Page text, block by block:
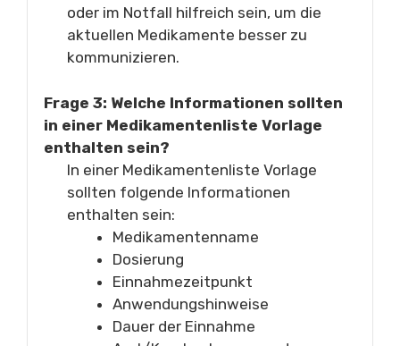
oder im Notfall hilfreich sein, um die
aktuellen Medikamente besser zu
kommunizieren.
Frage 3: Welche Informationen sollten
in einer Medikamentenliste Vorlage
enthalten sein?
In einer Medikamentenliste Vorlage
sollten folgende Informationen
enthalten sein:
Medikamentenname
Dosierung
Einnahmezeitpunkt
Anwendungshinweise
Dauer der Einnahme